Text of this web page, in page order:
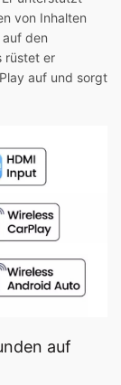
von Inhalten
den
rüstet er
auf und sorgt
auf